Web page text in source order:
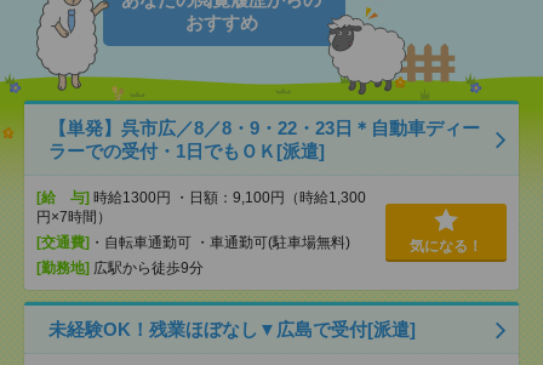
おすすめ
【単発】呉市広／8／8・9・22・23日＊自動車ディー
ラーでの受付・1日でもＯＫ[派遣]
[給 与] 時給1300円 ・日額：9,100円（時給1,300
円×7時間）
[交通費] ・自転車通勤可 ・車通勤可(駐車場無料)
[勤務地] 広駅から徒歩9分
気になる！
未経験OK！残業ほぼなし▼広島で受付[派遣]